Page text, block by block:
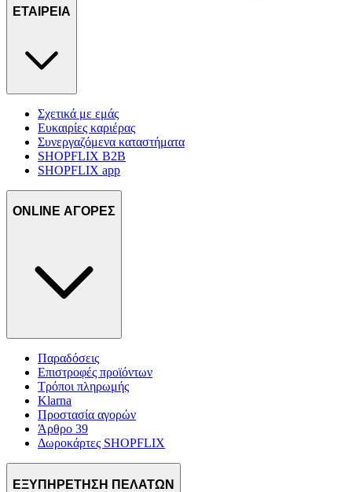
ΕΤΑΙΡΕΙΑ
Σχετικά με εμάς
Ευκαιρίες καριέρας
Συνεργαζόμενα καταστήματα
SHOPFLIX B2B
SHOPFLIX app
ONLINE ΑΓΟΡΕΣ
Παραδόσεις
Επιστροφές προϊόντων
Τρόποι πληρωμής
Klarna
Προστασία αγορών
Άρθρο 39
Δωροκάρτες SHOPFLIX
ΕΞΥΠΗΡΕΤΗΣΗ ΠΕΛΑΤΩΝ